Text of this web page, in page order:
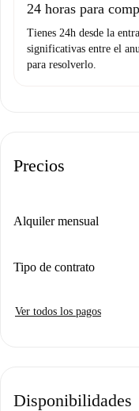
24 horas para
Tienes 24h desde la
significativas entre el
para resolverlo.
Precios
Alquiler mensual
Tipo de contrato
Ver todos los pagos
Disponibilidades